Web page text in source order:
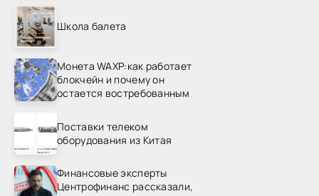
Школа балета
Монета WAXP:как работает
блокчейн и почему он
остается востребованным
Поставки телеком
оборудования из Китая
Финансовые эксперты
Центрофинанс рассказали,